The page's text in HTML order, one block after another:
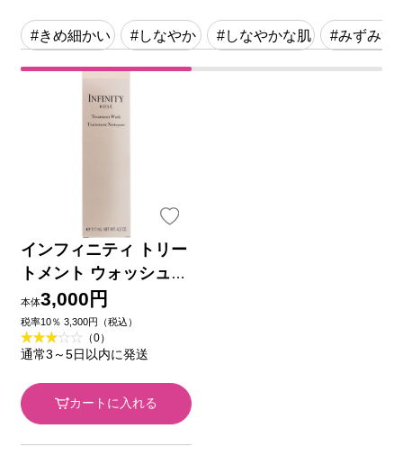
#きめ細かい #しなやか #しなやかな肌 #みずみず
インフィニティ トリー
トメント ウォッシュ
１２０ｇ コーセー
本体3,000円
税率10％ 3,300円（税込）
（0）
通常3～5日以内に発送
カートに入れる